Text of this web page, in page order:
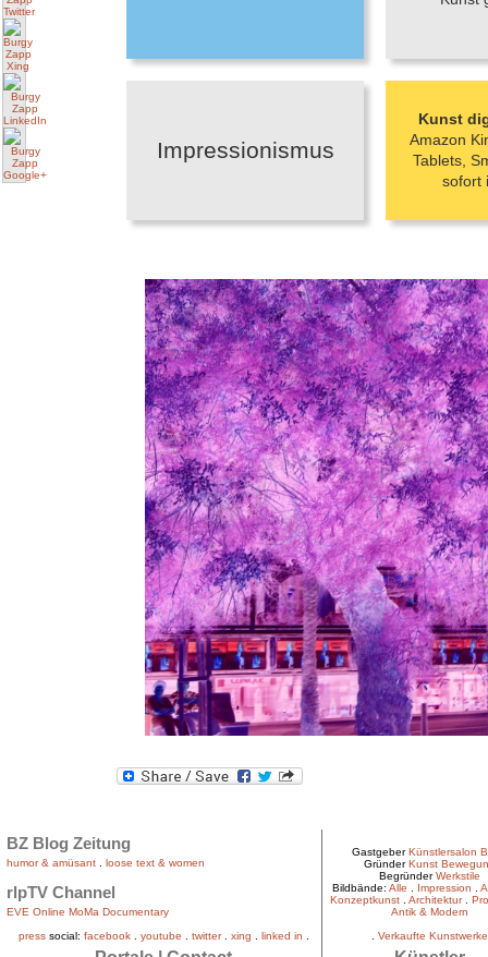
Impressionismus
Kunst
Amazon
Tablets,
sofort
BZ Blog Zeitung
humor & amüsant loose text & women
rlpTV Channel
EVE Online MoMa Documentary
presssocial: facebook. youtube twitter. xing linked in
GastgeberKünstlersalon
GründerKunst
BegründerWerkstile
Bildbände: Alle Impression
Konzeptkunst. Architektur.
Antik & Modern
Verkaufte Kunstwerke